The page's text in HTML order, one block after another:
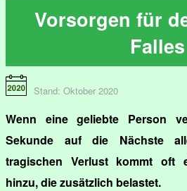
Vorsorgen für
Falles
Stand: Oktober 2020
Wenn eine geliebte Person
Sekunde auf die Nächste
tragischen Verlust kommt oft
hinzu, die zusätzlich belastet.